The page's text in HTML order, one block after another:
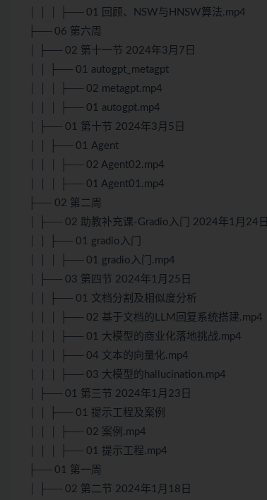
│ │ │ ├── 01 回顾、NSW与HNSW算法.mp4
├── 06 第六周
│ ├── 02 第十一节 2024年3月7日
│ │ ├── 01 autogpt_metagpt
│ │ │ ├── 02 metagpt.mp4
│ │ │ ├── 01 autogpt.mp4
│ ├── 01 第十节 2024年3月5日
│ │ ├── 01 Agent
│ │ │ ├── 02 Agent02.mp4
│ │ │ ├── 01 Agent01.mp4
├── 02 第二周
│ ├── 02 助教补充课-Gradio入门 2024年1月24日
│ │ ├── 01 gradio入门
│ │ │ ├── 01 gradio入门.mp4
│ ├── 03 第四节 2024年1月25日
│ │ ├── 01 文档分割及相似度分析
│ │ │ ├── 02 基于文档的LLM回复系统搭建.mp4
│ │ │ ├── 01 大模型的商业化落地挑战.mp4
│ │ │ ├── 04 文本的向量化.mp4
│ │ │ ├── 03 大模型的hallucination.mp4
│ ├── 01 第三节 2024年1月23日
│ │ ├── 01 提示工程及案例
│ │ │ ├── 02 案例.mp4
│ │ │ ├── 01 提示工程.mp4
├── 01 第一周
│ ├── 02 第二节 2024年1月18日